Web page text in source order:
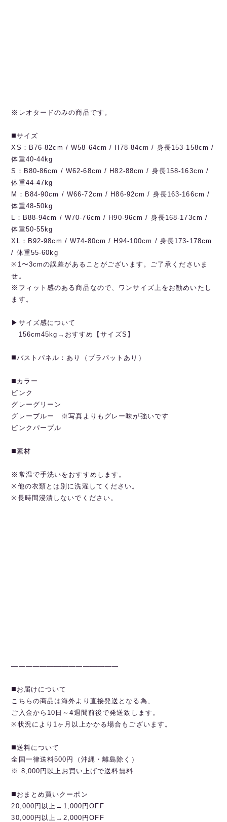
※レオタードのみの商品です。
◼️サイズ
XS：B76-82cm / W58-64cm / H78-84cm / 身長153-158cm /
体重40-44kg
S：B80-86cm / W62-68cm / H82-88cm / 身長158-163cm /
体重44-47kg
M：B84-90cm / W66-72cm / H86-92cm / 身長163-166cm /
体重48-50kg
L：B88-94cm / W70-76cm / H90-96cm / 身長168-173cm /
体重50-55kg
XL：B92-98cm / W74-80cm / H94-100cm / 身長173-178cm
/ 体重55-60kg
※1〜3cmの誤差があることがございます。ご了承くださいま
せ。
※フィット感のある商品なので、ワンサイズ上をお勧めいたし
ます。
▶︎サイズ感について
156cm45kg→おすすめ【サイズS】
◼️バストパネル：あり（ブラパットあり）
◼️カラー
ピンク
グレーグリーン
グレーブルー ※写真よりもグレー味が強いです
ピンクパープル
◼️素材
※常温で手洗いをおすすめします。
※他の衣類とは別に洗濯してください。
※長時間浸漬しないでください。
———————————————
◼️お届けについて
こちらの商品は海外より直接発送となる為、
ご入金から10日～4週間前後で発送致します。
※状況により1ヶ月以上かかる場合もございます。
◼️送料について
全国一律送料500円（沖縄・離島除く）
※ 8,000円以上お買い上げで送料無料
◼️おまとめ買いクーポン
20,000円以上→1,000円OFF
30,000円以上→2,000円OFF